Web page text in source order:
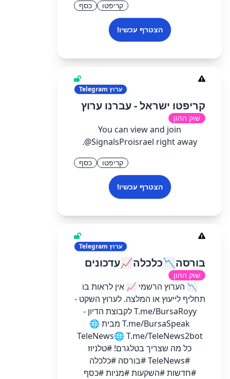
קריפטו כסף
הצטרף עכשיו!
ערוץ
קריפטו ישראל - עברנו ערוץ
שוק ההון
You can view and join
@SignalsProisrael right away.
קריפטו כסף
הצטרף עכשיו!
ערוץ
בורסה📉כלכלה📈עדכונים
שוק ההון
📉 הערוץ הרשמי 📈 אין לראות בו
תחליף לייעוץ או המלצה. לערוץ השקט -
T.me/BursaRoyy לקבוצת הדיון -
T.me/BursaSpeak מבית 🌐
TeleNews🌐 T.me/TeleNews2bot
כל מה שצריך בטלגרם! #טלניוז
#TeleNews #בורסה #כלכלה
#חדשות #השקעות #מניות #כסף